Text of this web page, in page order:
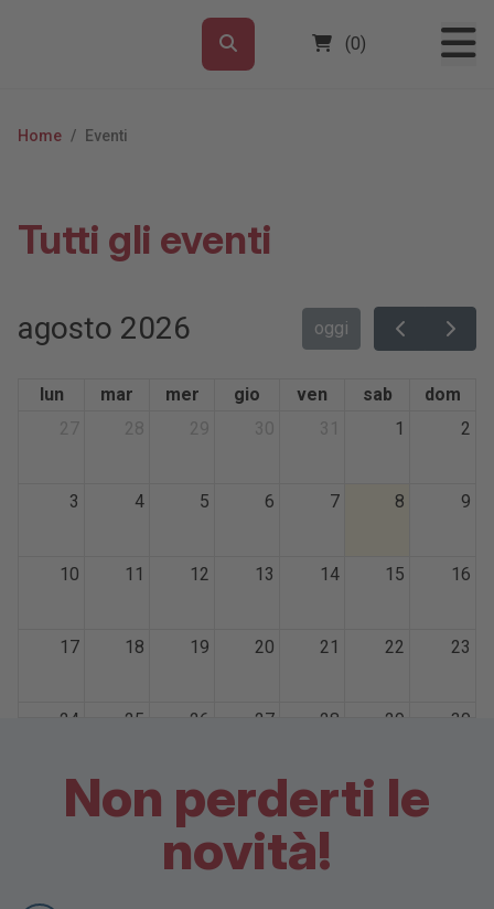
(0)
Home / Eventi
Tutti gli eventi
agosto 2026 oggi
lun mar mer gio ven sab
dom
1 2
3 4 5 6 7 8 9
10 11 12 13 14 15 16
17 18 19 20 21 22 23
24 25 26 27 28 29 30
31 1 2 3 4 5
Non perderti le
novità!